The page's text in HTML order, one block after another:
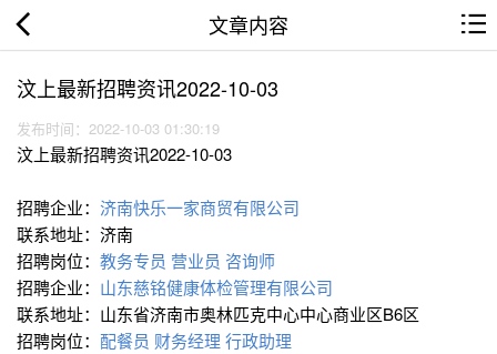
文章内容
汶上最新招聘资讯2022-10-03
发布时间：2022-10-03 01:30:19
汶上最新招聘资讯2022-10-03
招聘企业： 济南快乐一家商贸有限公司
联系地址：济南
招聘岗位： 教务专员 营业员 咨询师
招聘企业： 山东慈铭健康体检管理有限公司
联系地址：山东省济南市奥林匹克中心中心商业区B6区
招聘岗位： 配餐员 财务经理 行政助理